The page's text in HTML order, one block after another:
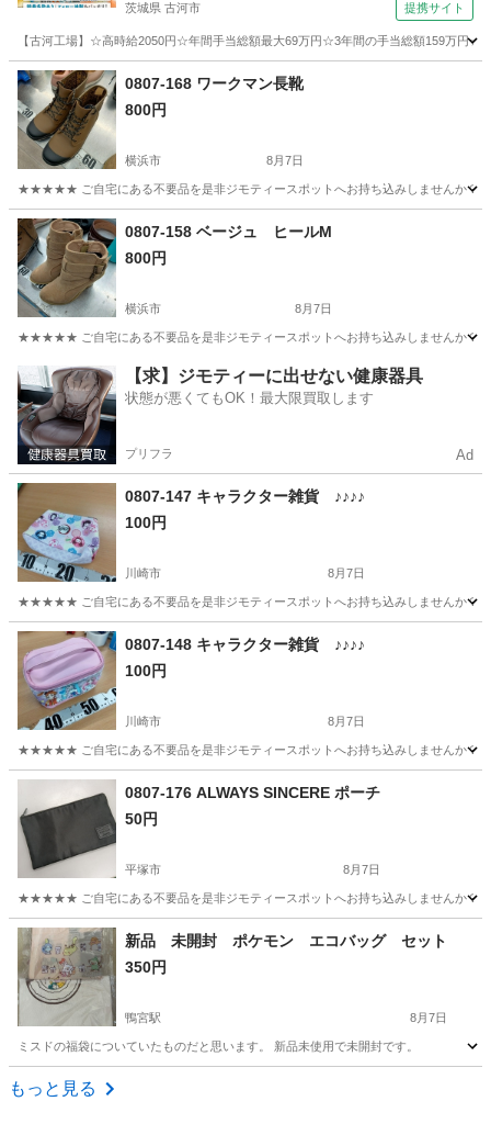
茨城県 古河市 提携サイト
【古河工場】☆高時給2050円☆年間手当総額最大69万円☆3年間の手当総額159万円☆
茨城 古河市
0807-168 ワークマン長靴
800円
横浜市 8月7日
★★★★★ ご自宅にある不要品を是非ジモティースポットへお持ち込みしませんか？
神奈川 横浜市 ワークマン
0807-158 ベージュ ヒールМ
800円
横浜市 8月7日
★★★★★ ご自宅にある不要品を是非ジモティースポットへお持ち込みしませんか？
神奈川 横浜市 靴 現地
【求】ジモティーに出せない健康器具
状態が悪くてもOK！最大限買取します
プリフラ Ad
0807-147 キャラクター雑貨 ♪♪♪♪
100円
川崎市 8月7日
★★★★★ ご自宅にある不要品を是非ジモティースポットへお持ち込みしませんか？
神奈川 川崎市 現地
0807-148 キャラクター雑貨 ♪♪♪♪
100円
川崎市 8月7日
★★★★★ ご自宅にある不要品を是非ジモティースポットへお持ち込みしませんか？
神奈川 川崎市 0807-176 ALWAYS SINCERE ポーチ
50円
平塚市 8月7日
★★★★★ ご自宅にある不要品を是非ジモティースポットへお持ち込みしませんか？
神奈川 平塚市 バッグ 現地
新品 未開封 ポケモン エコバッグ セット
350円
鴨宮駅 8月7日
ミスドの福袋についていたものだと思います。 新品未使用で未開封です。
神奈川 小田原市
もっと見る